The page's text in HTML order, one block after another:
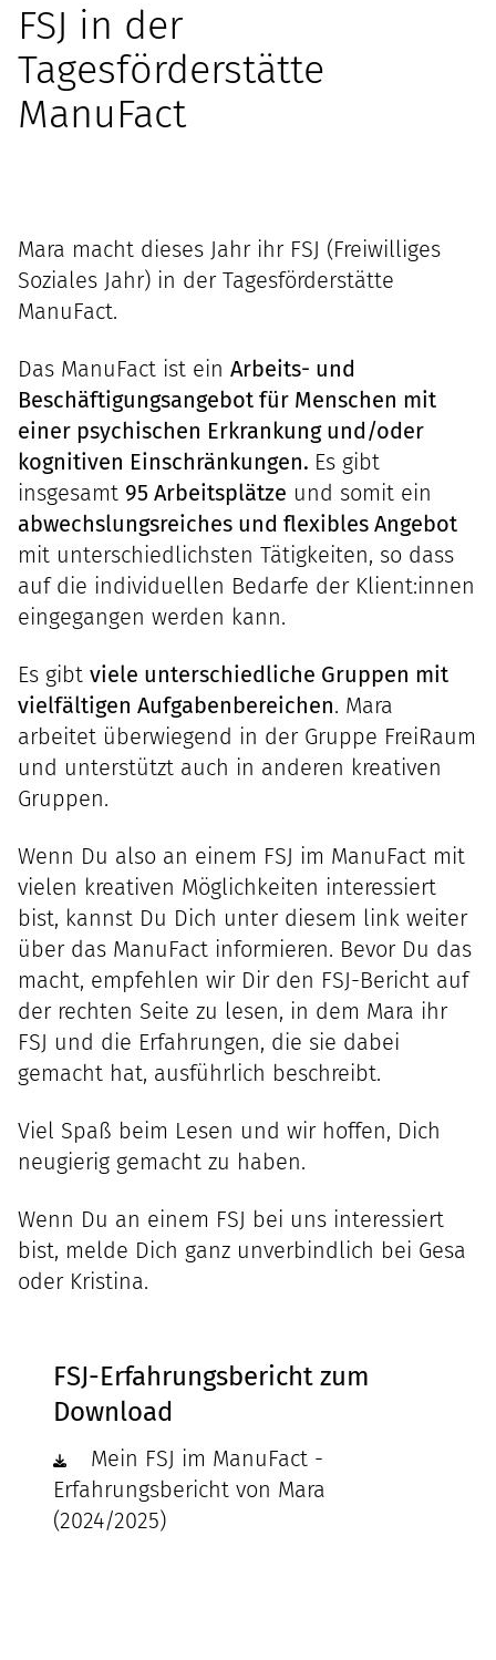
FSJ in der
Tagesförderstätte
ManuFact
Mara macht dieses Jahr ihr FSJ (Freiwilliges
Soziales Jahr) in der Tagesförderstätte
ManuFact.
Das ManuFact ist ein Arbeits- und
Beschäftigungsangebot für Menschen mit
einer psychischen Erkrankung und/oder
kognitiven Einschränkungen. Es gibt
insgesamt 95 Arbeitsplätze und somit ein
abwechslungsreiches und flexibles Angebot
mit unterschiedlichsten Tätigkeiten, so dass
auf die individuellen Bedarfe der Klient:innen
eingegangen werden kann.
Es gibt viele unterschiedliche Gruppen mit
vielfältigen Aufgabenbereichen. Mara
arbeitet überwiegend in der Gruppe FreiRaum
und unterstützt auch in anderen kreativen
Gruppen.
Wenn Du also an einem FSJ im ManuFact mit
vielen kreativen Möglichkeiten interessiert
bist, kannst Du Dich unter diesem link weiter
über das ManuFact informieren. Bevor Du das
macht, empfehlen wir Dir den FSJ-Bericht auf
der rechten Seite zu lesen, in dem Mara ihr
FSJ und die Erfahrungen, die sie dabei
gemacht hat, ausführlich beschreibt.
Viel Spaß beim Lesen und wir hoffen, Dich
neugierig gemacht zu haben.
Wenn Du an einem FSJ bei uns interessiert
bist, melde Dich ganz unverbindlich bei Gesa
oder Kristina.
FSJ-Erfahrungsbericht zum
Download
Mein FSJ im ManuFact -
Erfahrungsbericht von Mara
(2024/2025)